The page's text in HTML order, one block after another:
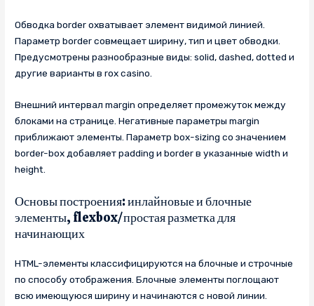
Обводка border охватывает элемент видимой линией.
Параметр border совмещает ширину, тип и цвет обводки.
Предусмотрены разнообразные виды: solid, dashed, dotted и
другие варианты в rox casino.
Внешний интервал margin определяет промежуток между
блоками на странице. Негативные параметры margin
приближают элементы. Параметр box-sizing со значением
border-box добавляет padding и border в указанные width и
height.
Основы построения: инлайновые и блочные
элементы, flexbox/простая разметка для
начинающих
HTML-элементы классифицируются на блочные и строчные
по способу отображения. Блочные элементы поглощают
всю имеющуюся ширину и начинаются с новой линии.